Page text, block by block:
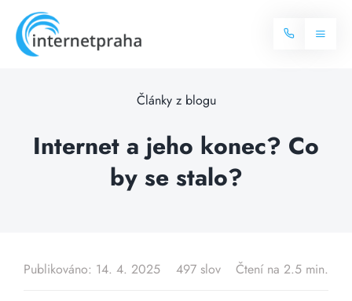
content
Toggle
Balíčky internetu
Televize
Blog
Články z blogu
Internet a jeho konec? Co
by se stalo?
Publikováno: 14. 4. 2025 497 slov Čtení na 2.5 min.